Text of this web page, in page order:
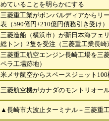
めていることを明らかにする
三菱重工業がボンバルディアからリ
表（590億円+210億円債務引き受け）
三菱造船（横浜市）が新日本海フェ
総トン）2隻を受注（三菱重工業長
三菱重工航空エンジン長崎工場を三
ペラ工場跡地）
米メサ航空からスペースジェット
三菱航空機がカナダのモントリオー
▲長崎市大波止ターミナル－三菱重